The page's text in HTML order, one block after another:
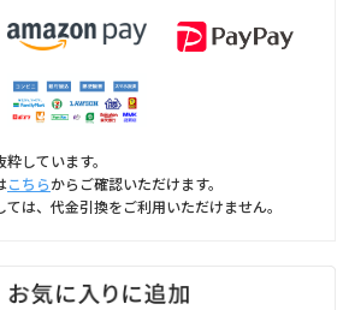
しています。
こちらからご確認いただけます。
は、代金引換をご利用いただけません。